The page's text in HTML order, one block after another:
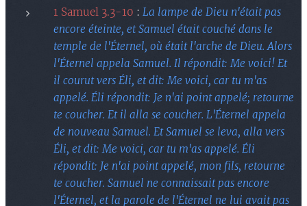
1 Samuel 3.3-10 : La lampe de Dieu n'était pas
encore éteinte, et Samuel était couché dans le
temple de l'Éternel, où était l'arche de Dieu. Alors
l'Éternel appela Samuel. Il répondit: Me voici! Et
il courut vers Éli, et dit: Me voici, car tu m'as
appelé. Éli répondit: Je n'ai point appelé; retourne
te coucher. Et il alla se coucher. L'Éternel appela
de nouveau Samuel. Et Samuel se leva, alla vers
Éli, et dit: Me voici, car tu m'as appelé. Éli
répondit: Je n'ai point appelé, mon fils, retourne
te coucher. Samuel ne connaissait pas encore
l'Éternel, et la parole de l'Éternel ne lui avait pas